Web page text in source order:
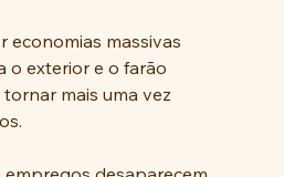
economias massivas
o exterior e o farão
mais uma vez